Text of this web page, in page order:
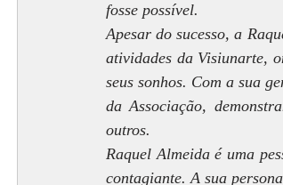
fosse possível.
Apesar do sucesso, a
atividades da Visiunarte,
seus sonhos. Com a sua
da Associação,
outros.
Raquel Almeida é uma
contagiante. A sua